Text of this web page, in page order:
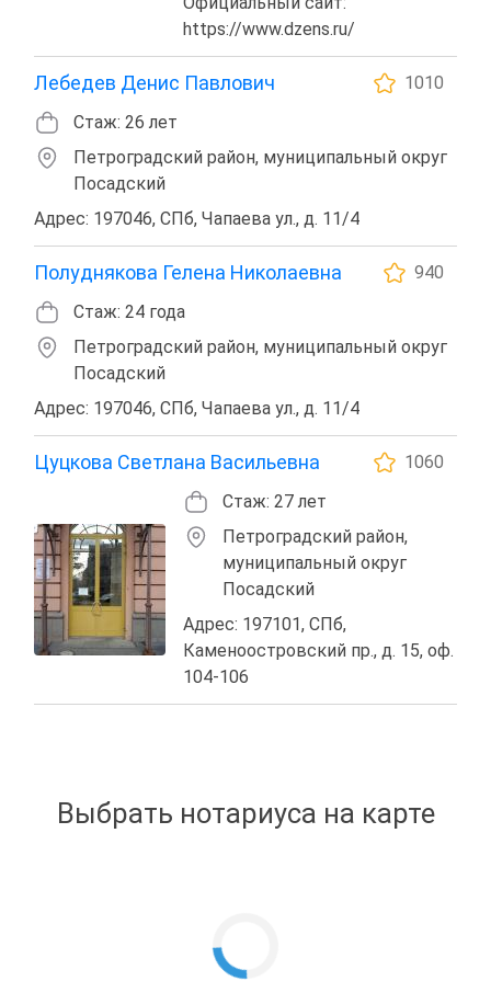
https://www.dzens.ru/
Лебедев Денис Павлович
1010
Стаж: 26 лет
Петроградский район, муниципальный округ
Посадский
Адрес: 197046, СПб, Чапаева ул., д. 11/4
Полуднякова Гелена Николаевна
940
Стаж: 24 года
Петроградский район, муниципальный округ
Посадский
Адрес: 197046, СПб, Чапаева ул., д. 11/4
Цуцкова Светлана Васильевна
1060
Стаж: 27 лет
Петроградский район,
муниципальный округ
Посадский
Адрес: 197101, СПб,
Каменоостровский пр., д. 15, оф.
104-106
Выбрать нотариуса на карте